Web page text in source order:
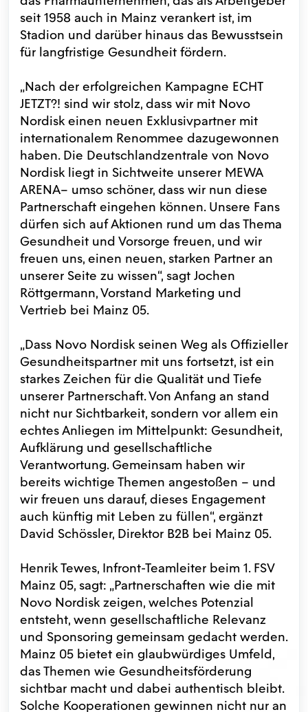
seit 1958 auch in Mainz verankert ist, im
Stadion und darüber hinaus das Bewusstsein
für langfristige Gesundheit fördern.
„Nach der erfolgreichen Kampagne ECHT
JETZT?! sind wir stolz, dass wir mit Novo
Nordisk einen neuen Exklusivpartner mit
internationalem Renommee dazugewonnen
haben. Die Deutschlandzentrale von Novo
Nordisk liegt in Sichtweite unserer MEWA
ARENA– umso schöner, dass wir nun diese
Partnerschaft eingehen können. Unsere Fans
dürfen sich auf Aktionen rund um das Thema
Gesundheit und Vorsorge freuen, und wir
freuen uns, einen neuen, starken Partner an
unserer Seite zu wissen“, sagt Jochen
Röttgermann, Vorstand Marketing und
Vertrieb bei Mainz 05.
„Dass Novo Nordisk seinen Weg als Offizieller
Gesundheitspartner mit uns fortsetzt, ist ein
starkes Zeichen für die Qualität und Tiefe
unserer Partnerschaft. Von Anfang an stand
nicht nur Sichtbarkeit, sondern vor allem ein
echtes Anliegen im Mittelpunkt: Gesundheit,
Aufklärung und gesellschaftliche
Verantwortung. Gemeinsam haben wir
bereits wichtige Themen angestoßen – und
wir freuen uns darauf, dieses Engagement
auch künftig mit Leben zu füllen“, ergänzt
David Schössler, Direktor B2B bei Mainz 05.
Henrik Tewes, Infront-Teamleiter beim 1. FSV
Mainz 05, sagt: „Partnerschaften wie die mit
Novo Nordisk zeigen, welches Potenzial
entsteht, wenn gesellschaftliche Relevanz
und Sponsoring gemeinsam gedacht werden.
Mainz 05 bietet ein glaubwürdiges Umfeld,
das Themen wie Gesundheitsförderung
sichtbar macht und dabei authentisch bleibt.
Solche Kooperationen gewinnen nicht nur an